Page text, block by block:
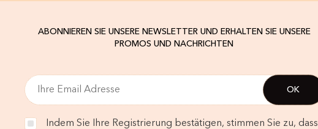
ABONNIEREN SIE UNSERE NEWSLETTER UND ERHALTEN SIE UNSERE
PROMOS UND NACHRICHTEN
Indem Sie Ihre Registrierung bestätigen, stimmen Sie zu, dass